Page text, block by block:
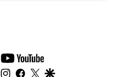
youtube-
footer
instagram
facebook
twitter